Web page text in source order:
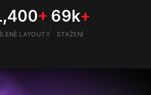
+
LAYOUTY
69k+
STAŽENÍ